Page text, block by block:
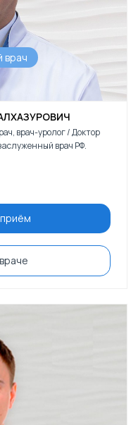
врач
врач-уролог / Доктор
врач РФ.